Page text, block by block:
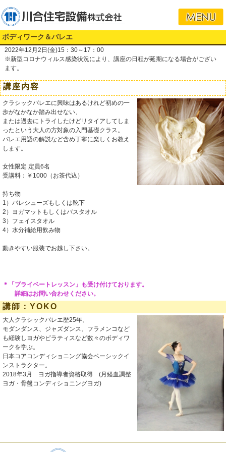
ボディワーク＆バレエ
2022年12月2日(金)15：30～17：00
※新型コロナウィルス感染状況により、講座の日程が延期になる場合がござい
ます。
講座内容
クラシックバレエに興味はあるけれど初めの一
歩がなかなか踏み出せない、
または過去にトライしたけどリタイアしてしま
ったという大人の方対象の入門基礎クラス。
バレエ用語の解説など含め丁寧に楽しくお教え
します。
女性限定 定員6名
受講料：￥1000（お茶代込）
持ち物
1）バレシューズもしくは靴下
2）ヨガマットもしくはバスタオル
3）フェイスタオル
4）水分補給用飲み物
動きやすい服装でお越し下さい。
＊「プライベートレッスン」も受け付けております。
詳細はお問い合わせください。
講師：YOKO
大人クラシックバレエ歴25年。
モダンダンス、ジャズダンス、フラメンコなど
も経験しヨガやピラティスなど数々のボディワ
ークを学ぶ。
日本コアコンディショニング協会ベーシックイ
ンストラクター。
2018年3月 ヨガ指導者資格取得 (月経血調整
ヨガ・骨盤コンディショニングヨガ)